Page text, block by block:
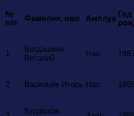
№
п/п
Фамилия, имя Амплуа
Год
1
Богдашкин
Виталий
Нап
2 Васильев Игорь Нап
Курдюков